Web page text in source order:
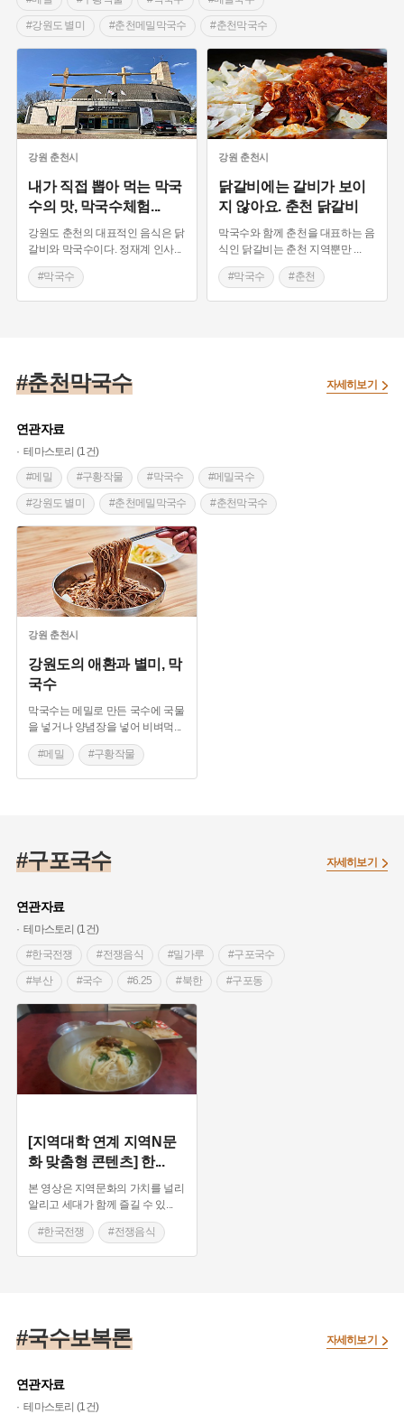
#강원도 별미 #춘천메밀막국수 #춘천막국수
#이효석 메밀꽃필무렵 #춘천 #닭갈비 #국수
#춘천 가볼만한곳 #춘천 맛집 #천서리
#경기도 별미 #향토음식 #동치미 #통무
#냉면 #김치의 기본형 #메밀막국수 #춘천시
#수육 #천서리 막국수 #천서리 막국수촌
#춘천가볼만한곳 #춘천맛집 #오래된가게
#오래된식당
강원 춘천시
내가 직접 뽑아 먹는 막국
수의 맛, 막국수체험 ...
강원도 춘천의 대표적인 음식은 닭
갈비와 막국수이다. 정재계 인사...
#막국수
#춘천 가볼만한곳
강원 춘천시
닭갈비에는 갈비가 보이
지 않아요. 춘천 닭갈비
막국수와 함께 춘천을 대표하는 음
식인 닭갈비는 춘천 지역뿐만 ...
#막국수 #춘천
#강원도 별미 #닭갈비
#춘천막국수
연관자료
테마스토리 (1건)
#메밀
#구황작물 #막국수 #메밀국수
#강원도 별미 #춘천메밀막국수 #춘천막국수
#이효석 메밀꽃필무렵
자세히보기
강원 춘천시
강원도의 애환과 별미, 막
국수
막국수는 메밀로 만든 국수에 국물
을 넣거나 양념장을 넣어 비벼먹
#메밀 #구황작물
#막국수 #메밀국수
#춘천막국수
#구포국수
연관자료
테마스토리 (1건)
#한국전쟁
#전쟁음식 #밀가루 #구포국수
#부산 #국수 #6.25 #북한 #구포동
#회복 #6.25전쟁 #피난민
#피난민행렬
자세히보기
[지역대학 연계 지역N문
화 맞춤형 콘텐츠] 한...
본 영상은 지역문화의 가치를 널리
알리고 세대가 함께 즐길 수 있
#한국전쟁 #전쟁음식
#밀가루 #구포국수
#회복
#국수보복론
연관자료
테마스토리 (1건)
자세히보기